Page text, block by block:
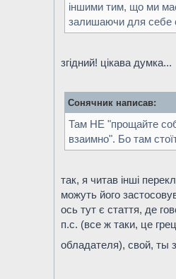
іншими тим, що ми
залишаючи для себе
згідний! цікава думка...
Сонячник написав:
Там НЕ "прощайте
взаимно". Бо там
так, я читав інші
можуть його
ось тут є стаття, де
п.с. (все ж таки, це
обладателя), свой, ты